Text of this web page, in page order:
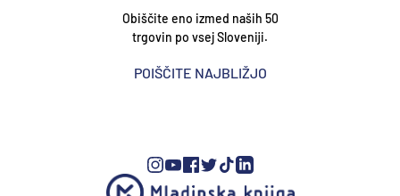
Obiščite eno izmed naših 50
trgovin po vsej Sloveniji.
POIŠČITE NAJBLIŽJO